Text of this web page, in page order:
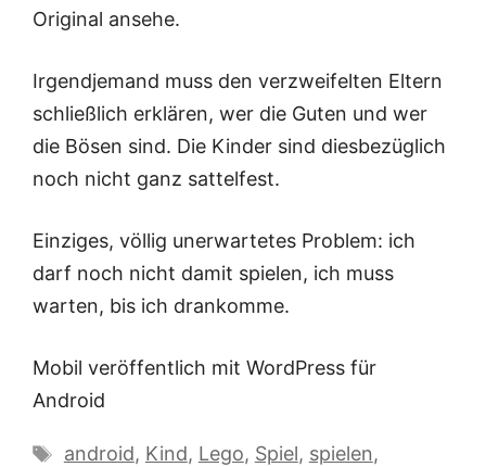
Original ansehe.
Irgendjemand muss den verzweifelten Eltern
schließlich erklären, wer die Guten und wer
die Bösen sind. Die Kinder sind diesbezüglich
noch nicht ganz sattelfest.
Einziges, völlig unerwartetes Problem: ich
darf noch nicht damit spielen, ich muss
warten, bis ich drankomme.
Mobil veröffentlich mit WordPress für
Android
Schlagwörter
android, Kind, Lego, Spiel, spielen,